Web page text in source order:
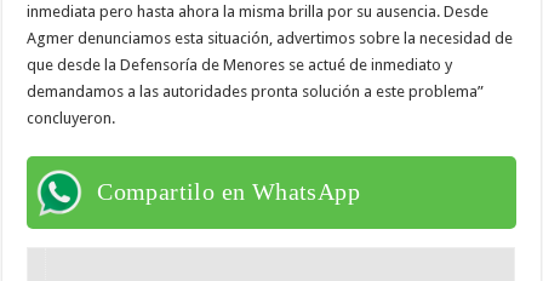
inmediata pero hasta ahora la misma brilla por su ausencia. Desde
Agmer denunciamos esta situación, advertimos sobre la necesidad de
que desde la Defensoría de Menores se actué de inmediato y
demandamos a las autoridades pronta solución a este problema”
concluyeron.
Compartilo en WhatsApp